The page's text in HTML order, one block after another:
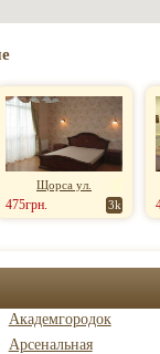
Щорса ул.
475грн. 3k
Академгородок
Арсенальная